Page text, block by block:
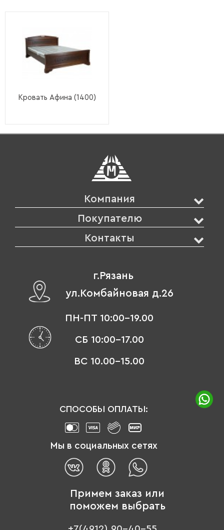
Кровать Афина (1400)
Компания
Покупателю
Контакты
г.Рязань
ул.Комбайновая д.26
ПН-ПТ 10:00-19.00
СБ 10:00-17.00
ВС 10.00-15.00
СПОСОБЫ ОПЛАТЫ:
Мы в социальных сетях
Примем заказ или
поможем выбрать